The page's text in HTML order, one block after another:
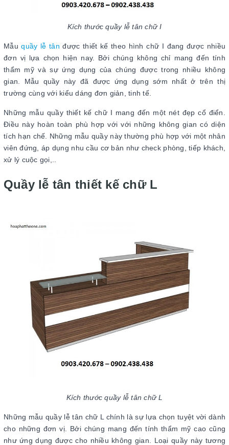
Kích thước quầy lễ tân chữ I
Mẫuquầy lễ tân được thiết kế theo hình chữ I đang được nhiều
đơn vị lựa chọn hiện nay. Bởi chúng không chỉ mang đến tính
thẩm mỹ và sự ứng dụng của chúng được trong nhiều không
gian. Mẫu quầy này đã được ứng dụng sớm nhất ở trên thị
trường cùng với kiểu dáng đơn giản, tinh tế.
Những mẫu quầy thiết kế chữ I mang đến một nét đẹp cổ điển.
Điều này hoàn toàn phù hợp với với những không gian có diện
tích hạn chế. Những mẫu quầy này thường phù hợp với một nhân
viên đứng, áp dụng nhu cầu cơ bản như check phòng, tiếp khách,
xử lý cuộc gọi,..
Quầy lễ tân thiết kế chữ L
Kích thước quầy lễ tân chữ L
Những mẫu quầy lễ tân chữ L chính là sự lựa chọn tuyệt vời dành
cho những đơn vị. Bởi chúng mang đến tính thẩm mỹ cao cũng
như ứng dụng được cho nhiều không gian. Loại quầy này tương